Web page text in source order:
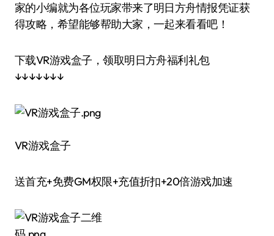
家的小编就为各位玩家带来了明日方舟情报凭证获
得攻略，希望能够帮助大家，一起来看看吧！
下载VR游戏盒子，领取明日方舟福利礼包
↓↓↓↓↓↓↓
VR游戏盒子
送首充+免费GM权限+充值折扣+20倍游戏加速